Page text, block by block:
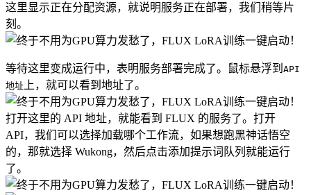
这里显示正在分配资源，就说明服务正在部署，我们稍等片
刻。
等待这里变成运行中，表明服务部署完成了。鼠标悬浮到 API
地址 上，就可以看到地址了。
打开这里的 API 地址，就能看到 FLUX 的服务了。打开
API，我们可以选择加载哪个工作流，如果想跑黑神话悟空
的，那就选择 Wukong，然后点击添加提示词队列就能运行
了。